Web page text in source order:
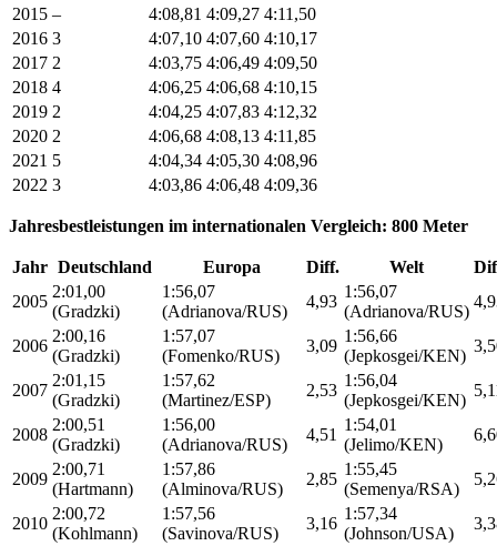
2015 – 4:08,81 4:09,27 4:11,50
2016 3 4:07,10 4:07,60 4:10,17
2017 2 4:03,75 4:06,49 4:09,50
2018 4 4:06,25 4:06,68 4:10,15
2019 2 4:04,25 4:07,83 4:12,32
2020 2 4:06,68 4:08,13 4:11,85
2021 5 4:04,34 4:05,30 4:08,96
2022 3 4:03,86 4:06,48 4:09,36
Jahresbestleistungen im internationalen Vergleich: 800 Meter
Jahr Deutschland Europa Diff. Welt
2005
2:01,00
(Gradzki)
1:56,07
(Adrianova/RUS)
4,93
1:56,07
(Adrianova/RUS)
2006
2:00,16
(Gradzki)
1:57,07
(Fomenko/RUS)
3,09
1:56,66
(Jepkosgei/KEN)
2007
2:01,15
(Gradzki)
1:57,62
(Martinez/ESP)
2,53
1:56,04
(Jepkosgei/KEN)
2008
2:00,51
(Gradzki)
1:56,00
(Adrianova/RUS)
4,51
1:54,01
(Jelimo/KEN)
2009
2:00,71
(Hartmann)
1:57,86
(Alminova/RUS)
2,85
1:55,45
(Semenya/RSA)
2010
2:00,72
(Kohlmann)
1:57,56
(Savinova/RUS)
3,16
1:57,34
(Johnson/USA)